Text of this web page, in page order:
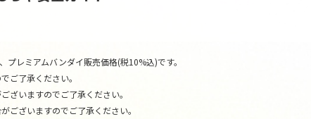
レミアムバンダイ販売価格(税10%込)です。
ご了承ください。
ざいますのでご了承ください。
ございますのでご了承ください。